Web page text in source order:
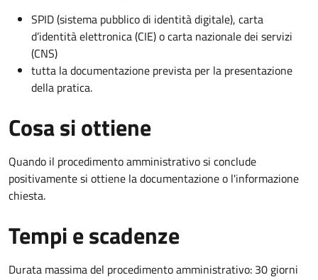
SPID (sistema pubblico di identità digitale), carta
d’identità elettronica (CIE) o carta nazionale dei servizi
(CNS)
tutta la documentazione prevista per la presentazione
della pratica.
Cosa si ottiene
Quando il procedimento amministrativo si conclude
positivamente si ottiene la documentazione o l'informazione
chiesta.
Tempi e scadenze
Durata massima del procedimento amministrativo: 30 giorni